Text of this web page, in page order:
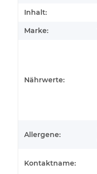
Inhalt:
Marke:
Nährwerte:
Allergene:
Kontaktname: